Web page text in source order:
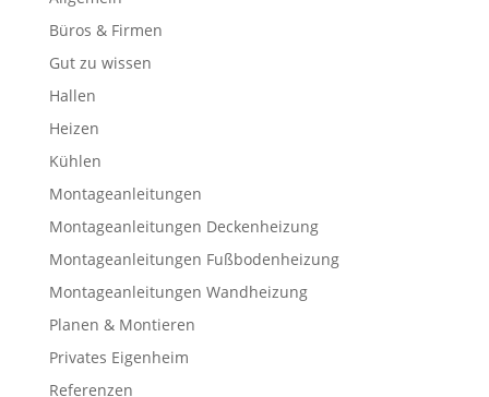
Büros & Firmen
Gut zu wissen
Hallen
Heizen
Kühlen
Montageanleitungen
Montageanleitungen Deckenheizung
Montageanleitungen Fußbodenheizung
Montageanleitungen Wandheizung
Planen & Montieren
Privates Eigenheim
Referenzen